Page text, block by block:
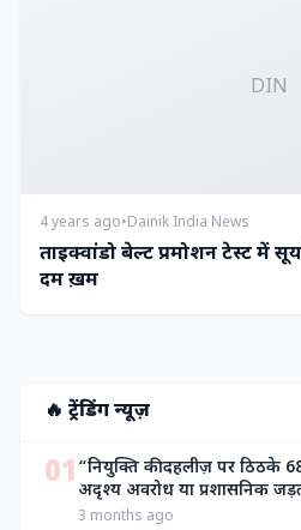
DIN
4 years ago•Dainik India News
ताइक्वांडो बेल्ट प्रमोशन टेस्ट में
दम ख़म
🔥 ट्रेंडिंग न्यूज़
01 “नियुक्ति की दहलीज़ पर ठिठके
अदृश्य अवरोध या प्रशासनिक
3 months ago